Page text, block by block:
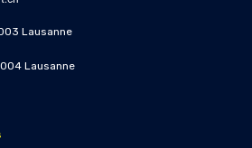
Lausanne
Lausanne